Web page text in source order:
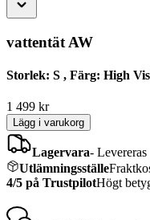
vattentät AW
Storlek: S , Färg: High
1 499 kr
Lägg i varukorg
Lagervara-
Utlämningsställe
4/5 på TrustpilotHögt